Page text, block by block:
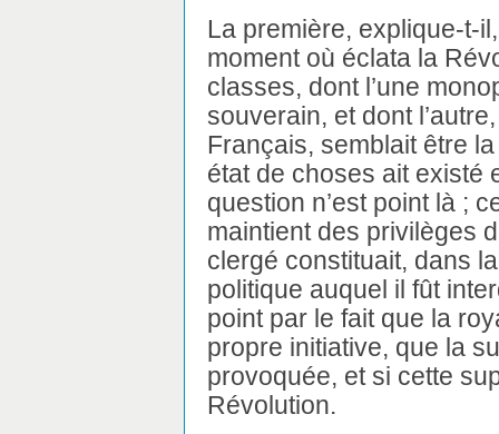
La première, explique-t-
moment où éclata la
classes, dont l’une
souverain, et dont
Français, semblait être
état de choses ait existé
question n’est point là ;
maintient des privilèges
clergé constituait, dans
politique auquel il fût
point par le fait que la
propre initiative, que la
provoquée, et si cette
Révolution.